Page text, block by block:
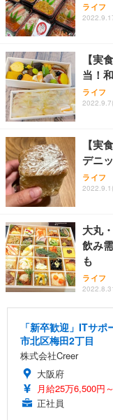
ライフ
【実
当！
ライフ
【実
デニ
ライフ
大丸
飲み
も
ライフ
「新卒歓迎」ITサ
市北区梅田2丁目
株式会社Creer
大阪府
月給25万6,500円
正社員